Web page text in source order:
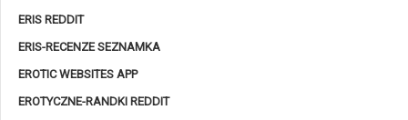
ERIS REDDIT
ERIS-RECENZE SEZNAMKA
EROTIC WEBSITES APP
EROTYCZNE-RANDKI REDDIT